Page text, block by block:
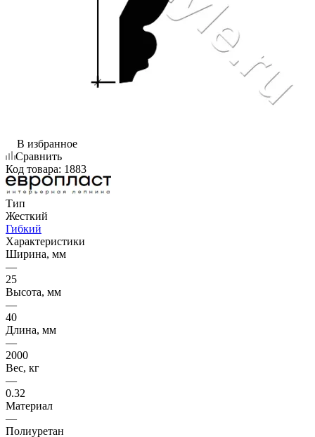
В избранное
Сравнить
Код товара: 1883
Тип
Жесткий
Гибкий
Характеристики
Ширина, мм
—
25
Высота, мм
—
40
Длина, мм
—
2000
Вес, кг
—
0.32
Материал
—
Полиуретан